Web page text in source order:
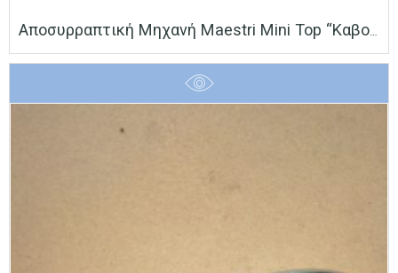
Αποσυρραπτική Μηχανή Maestri Mini Top “καβουράκι”